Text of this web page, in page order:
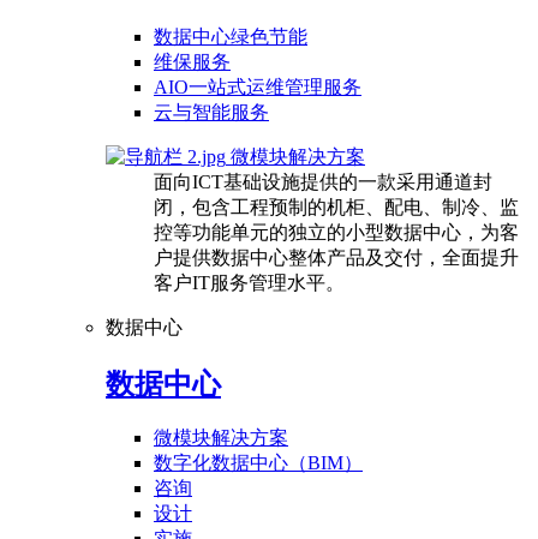
数据中心绿色节能
维保服务
AIO一站式运维管理服务
云与智能服务
微模块解决方案
面向ICT基础设施提供的一款采用通道封
闭，包含工程预制的机柜、配电、制冷、监
控等功能单元的独立的小型数据中心，为客
户提供数据中心整体产品及交付，全面提升
客户IT服务管理水平。
数据中心
数据中心
微模块解决方案
数字化数据中心（BIM）
咨询
设计